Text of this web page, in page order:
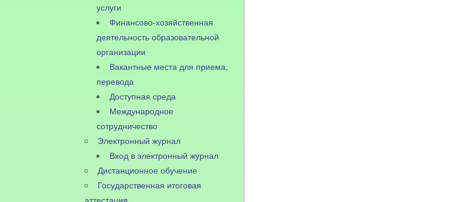
услуги
Финансово-хозяйственная
деятельность образовательной
организации
Вакантные места для приема,
перевода
Доступная среда
Международное
сотрудничество
Электронный журнал
Вход в электронный журнал
Дистанционное обучение
Государственная итоговая